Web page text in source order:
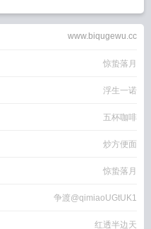
www.biqugewu.cc
惊蛰落月
浮生一诺
五杯咖啡
炒方便面
惊蛰落月
争渡@qimiaoUGtUK1
红透半边天